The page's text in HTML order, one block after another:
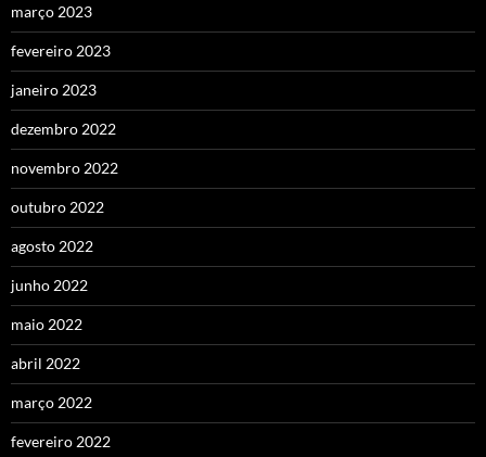
março 2023
fevereiro 2023
janeiro 2023
dezembro 2022
novembro 2022
outubro 2022
agosto 2022
junho 2022
maio 2022
abril 2022
março 2022
fevereiro 2022